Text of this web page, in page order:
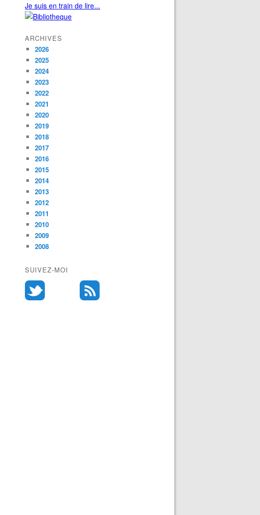
Je suis en train de lire...
ARCHIVES
2026
2025
2024
2023
2022
2021
2020
2019
2018
2017
2016
2015
2014
2013
2012
2011
2010
2009
2008
SUIVEZ-MOI